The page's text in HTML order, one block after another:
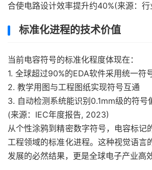
合使电路设计效率提升约40%(来源：行
标准化进程的技术价值
当前电容符号的标准化程度体现在：
1. 全球超过90%的EDA软件采用统一符
2. 教学用图与工程图纸实现符号互通
3. 自动检测系统能识别0.1mm级的符号
(来源：IEC年度报告, 2023)
从个性涂鸦到精密数字符号，电容标记
工程领域的标准化进程。这种视觉语言
发展的必然结果，更是全球电子产业高